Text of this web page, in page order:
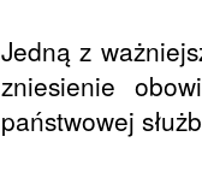
Jedną z
zniesienie
państwowej